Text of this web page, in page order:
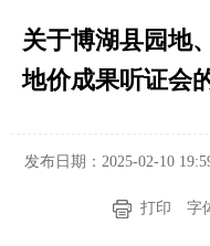
关于博湖县园地
地价成果听证会
发布日期：2025-02-10
打印
字